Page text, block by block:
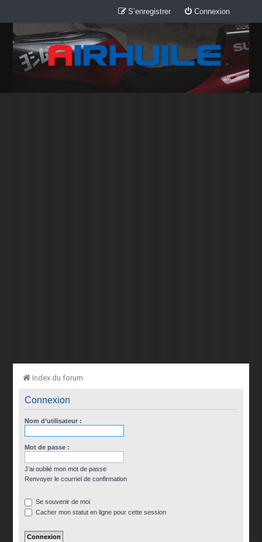
Connexion
S’enregistrer
Index du forum
Connexion
Nom d’utilisateur :
Mot de passe :
J’ai oublié mon mot de passe
Renvoyer le courriel de confirmation
Se souvenir de moi
Cacher mon statut en ligne pour cette session